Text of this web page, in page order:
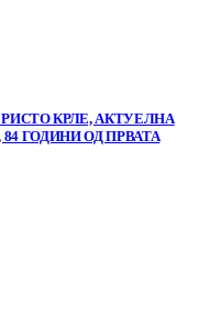
КРЛЕ, АКТУЕЛНА
ГОДИНИ ОД ПРВАТА